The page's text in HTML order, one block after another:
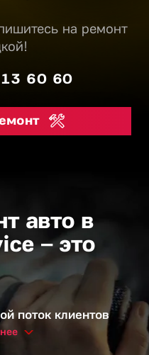
на ремонт
60 60
авто в
– это
поток клиентов